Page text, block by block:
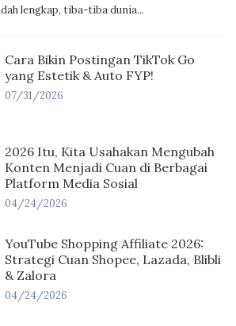
lengkap, tiba-tiba dunia...
Cara Bikin Postingan TikTok Go
yang Estetik & Auto FYP!
07/31/2026
2026 Itu, Kita Usahakan Mengubah
Konten Menjadi Cuan di Berbagai
Platform Media Sosial
04/24/2026
YouTube Shopping Affiliate 2026:
Strategi Cuan Shopee, Lazada, Blibli
& Zalora
04/24/2026